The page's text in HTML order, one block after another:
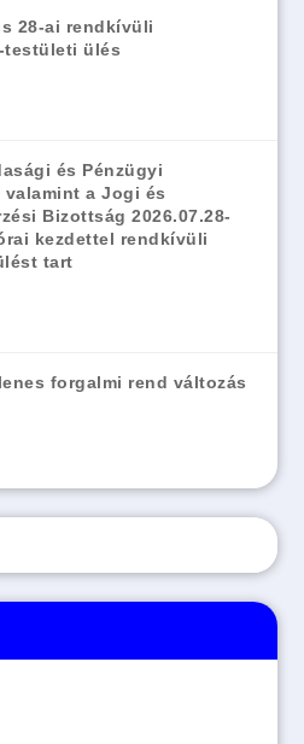
28-ai rendkívüli
testületi ülés
és Pénzügyi
a Jogi és
Bizottság 2026.07.28-
kezdettel rendkívüli
tart
forgalmi rend változás